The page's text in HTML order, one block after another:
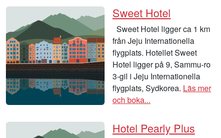
Sweet Hotel
Sweet Hotel ligger ca 1 km
från Jeju Internationella
flygplats. Hotellet Sweet
Hotel ligger på 9, Sammu-ro
3-gil i Jeju Internationella
flygplats, Sydkorea. Läs mer
och boka...
Hotel Pearly Plus